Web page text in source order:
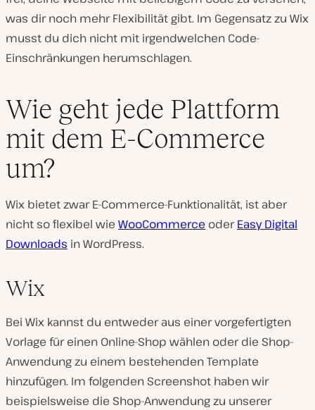
was dir noch mehr Flexibilität gibt. Im Gegensatz zu Wix
musst du dich nicht mit irgendwelchen Code-
Einschränkungen herumschlagen.
Wie geht jede Plattform
mit dem E-Commerce
um?
Wix bietet zwar E-Commerce-Funktionalität, ist aber
nicht so flexibel wie WooCommerce oderEasy Digital
Downloads in WordPress.
Wix
Bei Wix kannst du entweder aus einer vorgefertigten
Vorlage für einen Online-Shop wählen oder die Shop-
Anwendung zu einem bestehenden Template
hinzufügen. Im folgenden Screenshot haben wir
beispielsweise die Shop-Anwendung zu unserer